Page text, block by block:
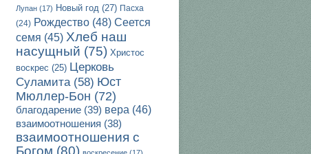
Лупан (17) Новый год (27) Пасха
(24) Рождество (48) Сеется
семя (45) Хлеб наш
насущный (75) Христос
воскрес (25) Церковь
Суламита(58) Юст
Мюллер-Бон (72)
благодарение (39) вера (46)
взаимоотношения (38)
взаимоотношения с
Богом (80)